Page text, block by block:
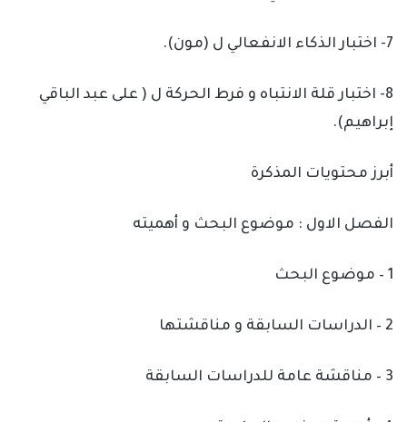
7- اختبار الذكاء الانفعالي ل (مون).
8- اختبار قلة الانتباه و فرط الحركة ل ( على عبد الباقي
إبراهيم).
أبرز محتويات المذكرة
الفصل الاول : موضوع البحث و أهميته
1 – موضوع البحث
2 – الدراسات السابقة و مناقشتها
3 – مناقشة عامة للدراسات السابقة